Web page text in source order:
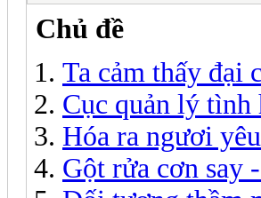
Chủ đề
Ta cảm thấy đại
Cục quản lý
Hóa ra ngươi
Gột rửa cơn say